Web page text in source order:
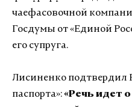
чаефасовочной
Госдумы от «Единой
его супруга.
Лисиненко подтвердил
паспорта»:«Речь идет